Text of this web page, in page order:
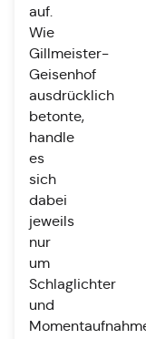
auf.
Wie
Gillmeister-
Geisenhof
ausdrücklich
betonte,
handle
es
sich
dabei
jeweils
nur
um
Schlaglichter
und